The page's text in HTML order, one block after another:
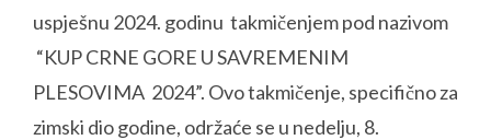
uspješnu 2024. godinu takmičenjem pod nazivom
“KUP CRNE GORE U SAVREMENIM
PLESOVIMA 2024”. Ovo takmičenje, specifično za
zimski dio godine, održaće se u nedelju, 8.